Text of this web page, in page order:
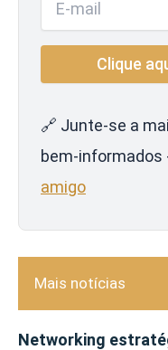
🔗 Junte-se a
bem-informados
amigo
Mais notícias
Networking